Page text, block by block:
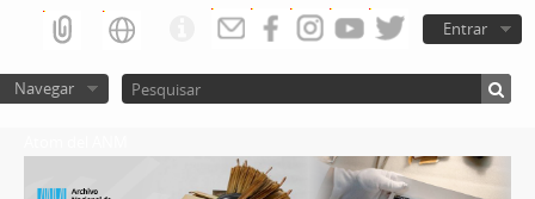
Entrar
Navegar